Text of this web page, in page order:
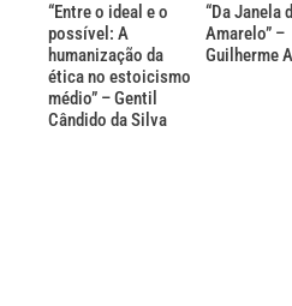
“Entre o ideal e o
possível: A
humanização da
ética no estoicismo
médio” – Gentil
Cândido da Silva
“Da Janela
Amarelo” –
Guilherme